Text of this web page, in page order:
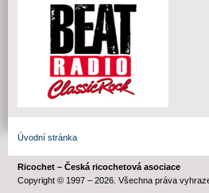
Úvodní stránka
Ricochet – Česká ricochetová asociace
Copyright © 1997 – 2026. Všechna práva